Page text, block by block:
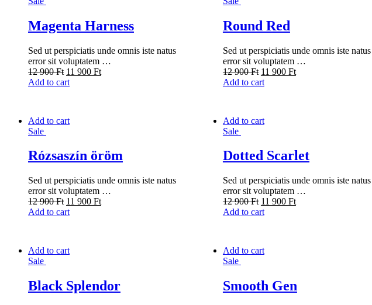
Magenta Harness
Sed ut perspiciatis unde omnis iste natus
error sit voluptatem …
12 900Ft 11 900 Ft
Add to cart
Round Red
Sed ut perspiciatis unde omnis iste natus
error sit voluptatem …
12 900Ft 11 900 Ft
Add to cart
Add to cart
Sale
Rózsaszín öröm
Sed ut perspiciatis unde omnis iste natus
error sit voluptatem …
12 900Ft 11 900 Ft
Add to cart
Add to cart
Sale
Dotted Scarlet
Sed ut perspiciatis unde omnis iste natus
error sit voluptatem …
12 900Ft 11 900 Ft
Add to cart
Add to cart
Sale
Black Splendor
Add to cart
Sale
Smooth Gen